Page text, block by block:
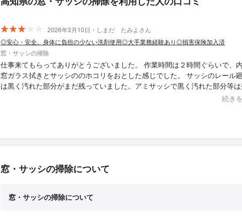
2026年3月10日・しまだ たみよさん
◎安心・安全。身体に負担の少ない洗剤使用◎大手業務経験あり◎損害保険加入済
窓・サッシの掃除
仕事来てもらってありがとうございました。 作業時間は２時間ぐらいで、内容は
窓ガラス拭きとサッシののホコリをおとした感じでした。 サッシのレール廻りに
は黒く汚れた部分がまだ残っていました。アミサッシで黒く汚れた部分等
しにくいと思いますが、もうちょっと細部まで綺麗にしてもらったら嬉し
続き
窓・サッシの掃除について
窓・サッシの掃除について